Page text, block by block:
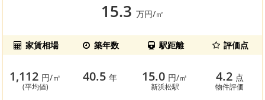
15.3 万円/㎡
家賃相場 築年数 駅距離 評価点
1,112 円/㎡
(平均値)
40.5年 15.0 円/㎡
新浜松駅
4.2 点
物件評価